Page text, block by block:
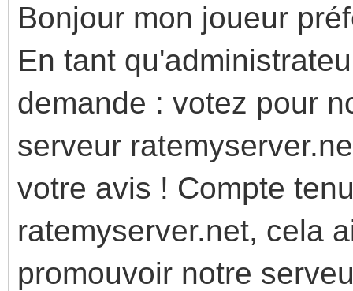
Bonjour mon joueur
En tant
demande : votez pour
serveur
votre avis ! Compte
ratemyserver.net, cela
promouvoir notre